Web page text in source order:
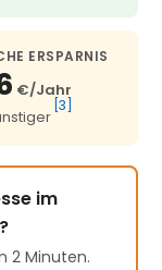
ERSPARNIS
€/Jahr
[3]
im
2 Minuten.